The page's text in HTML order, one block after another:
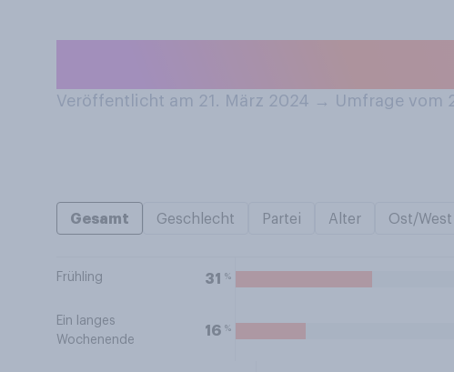
Veröffentlicht am 21. März 2024 → Umfrage vom
Gesamt Geschlecht Partei Alter Ost/West
Frühling 31 %
Ein langes
Wochenende
16 %